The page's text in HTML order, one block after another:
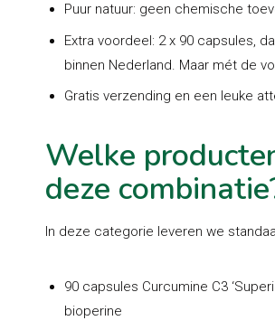
Puur natuur: geen chemische
Extra voordeel: 2 x 90 capsules,
binnen Nederland. Maar mét de
Gratis verzending en een leuke
Welke
deze
In deze categorie leveren we
90 capsules Curcumine C3
bioperine